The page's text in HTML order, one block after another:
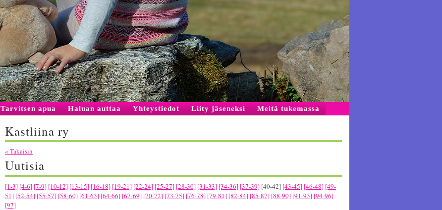
Tarvitsen apua Haluan auttaa Yhteystiedot Liity jäseneksi Meitä tukemassa
Kastliina ry
« Takaisin
Uutisia
[1-3] [4-6] [7-9] [10-12] [13-15] [16-18] [19-21] [22-24] [25-27] [28-30] [31-33] [34-36] [37-39] [40-42] [43-45] [46-48] [49-
51] [52-54] [55-57] [58-60] [61-63] [64-66] [67-69] [70-72] [73-75] [76-78] [79-81] [82-84] [85-87] [88-90] [91-93] [94-96]
[97]